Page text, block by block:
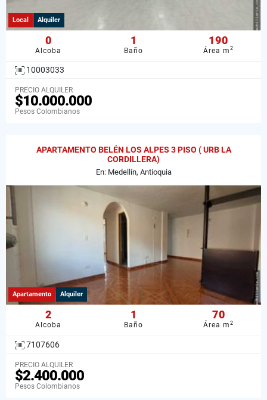
Local Alquiler
0
Alcoba
1
Baño
190
Área m2
10003033
PRECIO ALQUILER
$10.000.000
Pesos Colombianos
APARTAMENTO BELÉN LOS ALPES 3 PISO ( URB LA
CORDILLERA)
En: Medellín, Antioquia
Apartamento Alquiler
2
Alcoba
1
Baño
70
Área m2
7107606
PRECIO ALQUILER
$2.400.000
Pesos Colombianos